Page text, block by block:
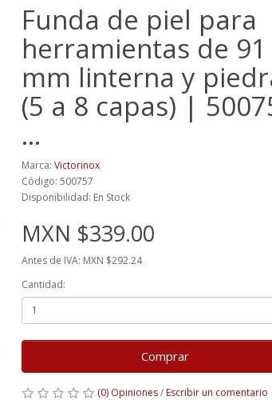
Funda de piel para
herramientas de 91
mm linterna y
(5 a 8 capas) |
…
Marca: Victorinox
Código: 500757
Disponibilidad: En Stock
MXN $339.00
Antes de IVA: MXN $292.24
Cantidad:
Comprar
(0) Opiniones/ Escribir un comentario